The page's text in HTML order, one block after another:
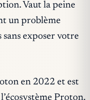
Vaut la peine
un problème
sans exposer votre
en 2022 et est
Proton.